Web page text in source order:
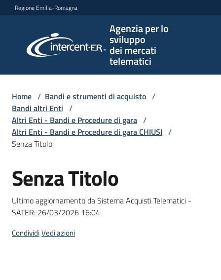
Vai al contenuto
Vai alla navigazione
Vai al footer
Regione Emilia-Romagna
Agenzia per lo
sviluppo
dei mercati
telematici
per lo
sviluppo
telematici
L'Agenzia
Bandi
strumenti
di
acquisto
Home / Bandi e strumenti di acquisto /
Bandi altri Enti /
Altri Enti - Bandi e Procedure di gara /
Altri Enti - Bandi e Procedure di gara CHIUSI /
Senza Titolo
Salta al contenuto
Senza Titolo
Ultimo aggiornamento da Sistema Acquisti Telematici -
SATER: 26/03/2026 16:04
CondividiVedi azioni